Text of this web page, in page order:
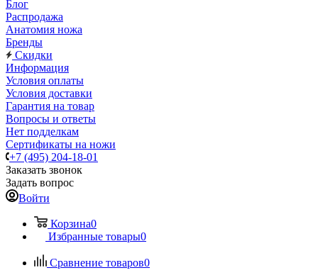
Блог
Распродажа
Анатомия ножа
Бренды
Скидки
Информация
Условия оплаты
Условия доставки
Гарантия на товар
Вопросы и ответы
Нет подделкам
Сертификаты на ножи
+7 (495) 204-18-01
Заказать звонок
Задать вопрос
Войти
Корзина0
Избранные товары0
Сравнение товаров0